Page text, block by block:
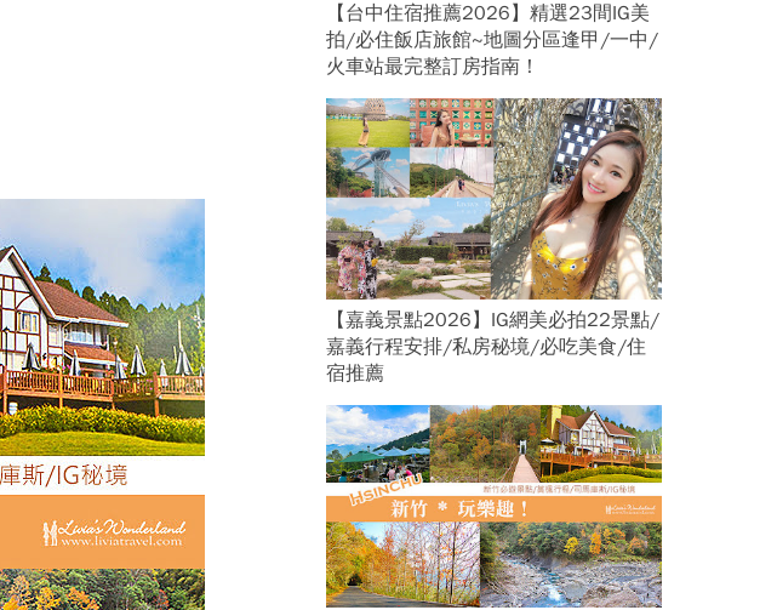
【台中住宿推薦2026】精選23間IG美
拍/必住飯店旅館~地圖分區逢甲/一中/
火車站最完整訂房指南！
【嘉義景點2026】IG網美必拍22景點/
嘉義行程安排/私房秘境/必吃美食/住
宿推薦